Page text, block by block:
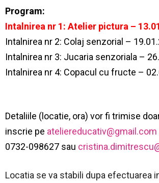
Program:
Intalnirea nr 1: Atelier pictura –
Intalnirea nr 2: Colaj senzorial –
Intalnirea nr 3: Jucaria senzoriala –
Intalnirea nr 4: Copacul cu fructe –
Detaliile (locatie, ora) vor fi trimise
inscrie pe ateliereducativ@gmail.com
0732-098627 sau
Locatia se va stabili dupa efectuarea